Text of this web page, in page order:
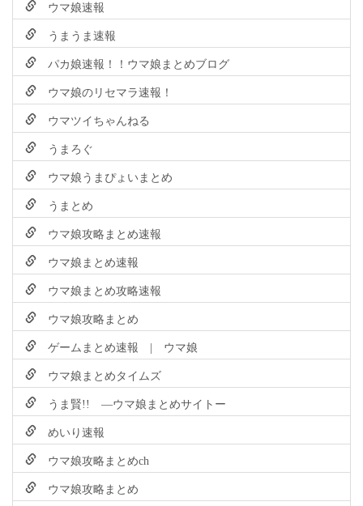
ウマ娘速報
うまうま速報
パカ娘速報！！ウマ娘まとめブログ
ウマ娘のリセマラ速報！
ウマツイちゃんねる
うまろぐ
ウマ娘うまぴょいまとめ
うまとめ
ウマ娘攻略まとめ速報
ウマ娘まとめ速報
ウマ娘まとめ攻略速報
ウマ娘攻略まとめ
ゲームまとめ速報 | ウマ娘
ウマ娘まとめタイムズ
うま賢!! ―ウマ娘まとめサイトー
めいり速報
ウマ娘攻略まとめch
ウマ娘攻略まとめ